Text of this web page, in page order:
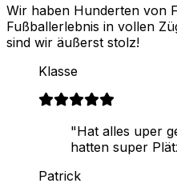
Wir haben Hunderten von
Fußballerlebnis in vollen
sind wir äußerst stolz!
Klasse
"Hat alles uper
hatten super
Patrick